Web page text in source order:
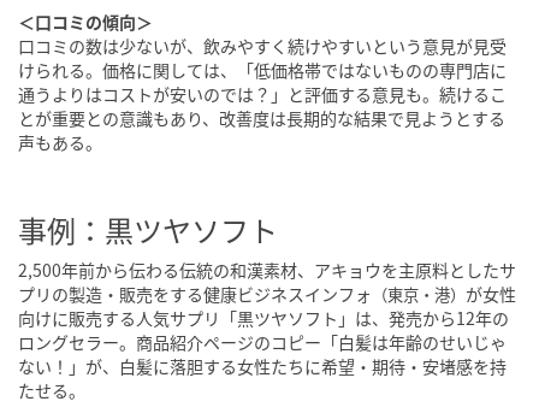
＜口コミの傾向＞
口コミの数は少ないが、飲みやすく続けやすいという意見が見受
けられる。価格に関しては、「低価格帯ではないものの専門店に
通うよりはコストが安いのでは？」と評価する意見も。続けるこ
とが重要との意識もあり、改善度は長期的な結果で見ようとする
声もある。
事例：黒ツヤソフト
2,500年前から伝わる伝統の和漢素材、アキョウを主原料としたサ
プリの製造・販売をする健康ビジネスインフォ （東京・港） が女性
向けに販売する人気サプリ「黒ツヤソフト」は、発売から12年の
ロングセラー。商品紹介ページのコピー「白髪は年齢のせいじゃ
ない！」が、白髪に落胆する女性たちに希望・期待・安堵感を持
たせる。